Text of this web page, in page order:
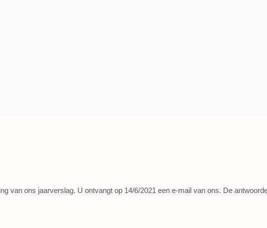
van ons jaarverslag. U ontvangt op 14/6/2021 een e-mail van ons. De